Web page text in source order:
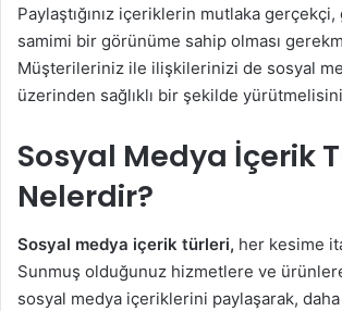
Paylaştığınız içeriklerin mutlaka
samimi bir görünüme sahip olması
Müşterileriniz ile ilişkilerinizi de sosyal
üzerinden sağlıklı bir şekilde
Sosyal Medya İçerik
Nelerdir?
Sosyal medya içerik türleri, her kesime
Sunmuş olduğunuz hizmetlere ve
sosyal medya içeriklerini paylaşarak, daha